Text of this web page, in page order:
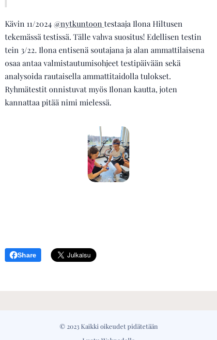
Kävin 11/2024@nytkuntoon testaaja Ilona Hiltusen
tekemässä testissä. Tälle vahva suositus! Edellisen testin
tein 3/22. Ilona entisenä soutajana ja alan ammattilaisena
osaa antaa valmistautumisohjeet testipäivään sekä
analysoida rautaisella ammattitaidolla tulokset.
Ryhmätestit onnistuvat myös Ilonan kautta, joten
kannattaa pitää nimi mielessä.
Share
© 2023 Kaikki oikeudet pidätetään